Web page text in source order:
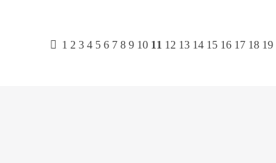
1 2 3 4 5 6 7 8 9 10 11 12 13 14 15 16 17 18 19